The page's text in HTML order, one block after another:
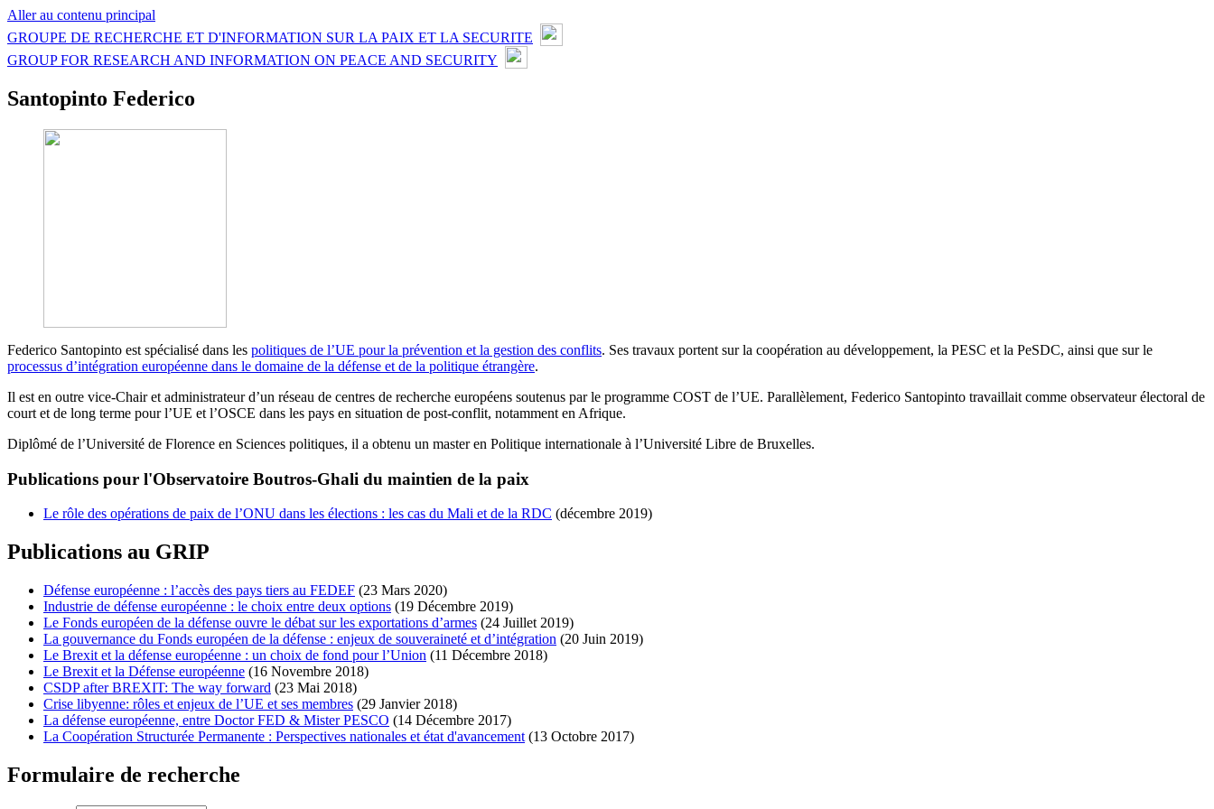
Aller au contenu principal
GROUPE DE RECHERCHE ET D'INFORMATION SUR LA PAIX ET LA SECURITE
GROUP FOR RESEARCH AND INFORMATION ON PEACE AND SECURITY
Santopinto Federico
Federico Santopinto est spécialisé dans les politiques de l’UE pour la prévention et la gestion des conflits. Ses travaux portent sur la coopération au développement, la PESC et la PeSDC, ainsi que sur le
processus d’intégration européenne dans le domaine de la défense et de la politique étrangère.
Il est en outre vice-Chair et administrateur d’un réseau de centres de recherche européens soutenus par le programme COST de l’UE. Parallèlement, Federico Santopinto travaillait comme observateur électoral de
court et de long terme pour l’UE et l’OSCE dans les pays en situation de post-conflit, notamment en Afrique.
Diplômé de l’Université de Florence en Sciences politiques, il a obtenu un master en Politique internationale à l’Université Libre de Bruxelles.
Publications pour l'Observatoire Boutros-Ghali du maintien de la paix
Le rôle des opérations de paix de l’ONU dans les élections : les cas du Mali et de la RDC (décembre 2019)
Publications au GRIP
Défense européenne : l’accès des pays tiers au FEDEF (23 Mars 2020)
Industrie de défense européenne : le choix entre deux options (19 Décembre 2019)
Le Fonds européen de la défense ouvre le débat sur les exportations d’armes (24 Juillet 2019)
La gouvernance du Fonds européen de la défense : enjeux de souveraineté et d’intégration (20 Juin 2019)
Le Brexit et la défense européenne : un choix de fond pour l’Union (11 Décembre 2018)
Le Brexit et la Défense européenne (16 Novembre 2018)
CSDP after BREXIT: The way forward (23 Mai 2018)
Crise libyenne: rôles et enjeux de l’UE et ses membres (29 Janvier 2018)
La défense européenne, entre Doctor FED & Mister PESCO (14 Décembre 2017)
La Coopération Structurée Permanente : Perspectives nationales et état d'avancement (13 Octobre 2017)
Formulaire de recherche